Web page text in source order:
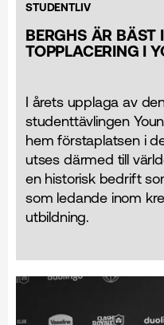
STUDENTLIV
BERGHS ÄR BÄST
TOPPLACERING I
I årets upplaga av
studenttävlingen
hem förstaplatsen i
utses därmed till
en historisk bedrift
som ledande inom
utbildning.